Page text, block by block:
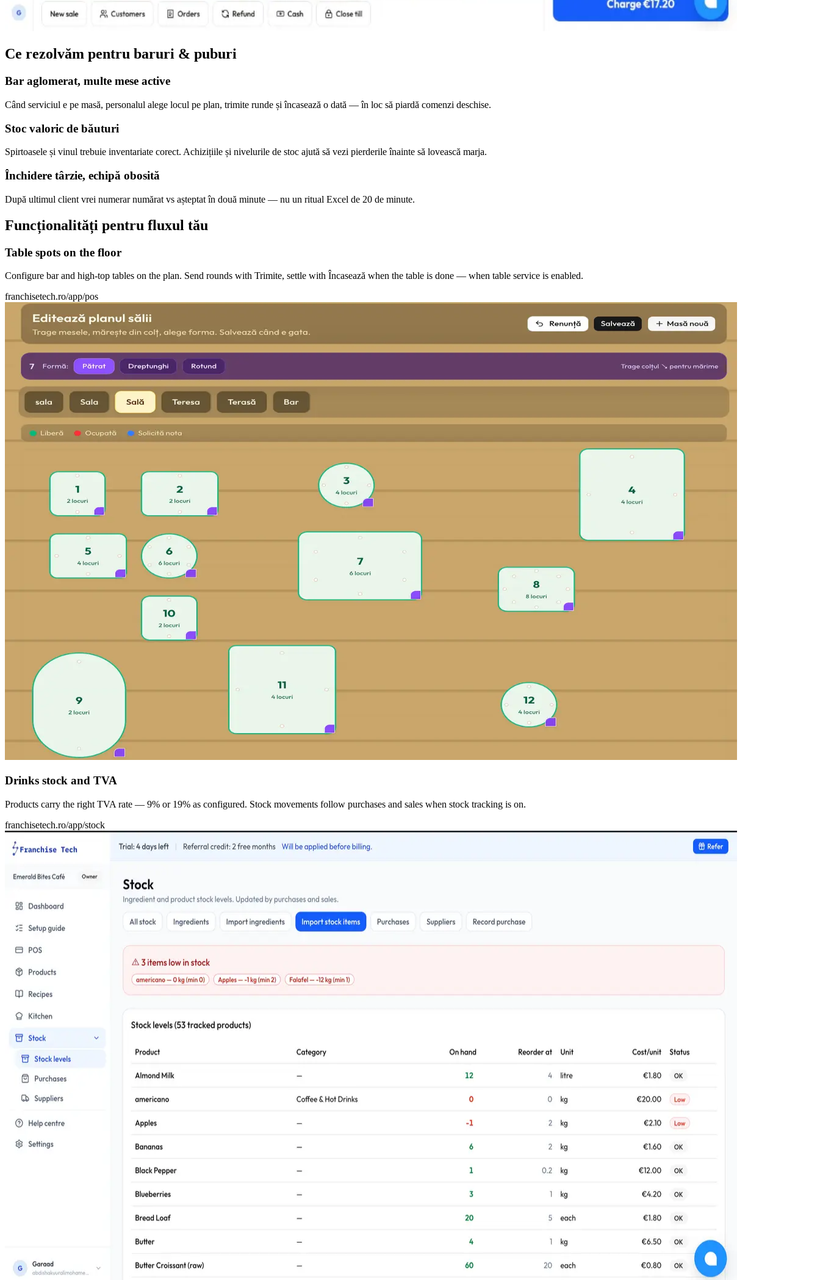
Ce rezolvăm pentru baruri & puburi
Bar aglomerat, multe mese active
Când serviciul e pe masă, personalul alege locul pe plan, trimite runde și încasează o dată — în loc să piardă comenzi deschise.
Stoc valoric de băuturi
Spirtoasele și vinul trebuie inventariate corect. Achizițiile și nivelurile de stoc ajută să vezi pierderile înainte să lovească marja.
Închidere târzie, echipă obosită
După ultimul client vrei numerar numărat vs așteptat în două minute — nu un ritual Excel de 20 de minute.
Funcționalități pentru fluxul tău
Table spots on the floor
Configure bar and high-top tables on the plan. Send rounds with Trimite, settle with Încasează when the table is done — when table service is enabled.
franchisetech.ro/app/pos
Drinks stock and TVA
Products carry the right TVA rate — 9% or 19% as configured. Stock movements follow purchases and sales when stock tracking is on.
franchisetech.ro/app/stock